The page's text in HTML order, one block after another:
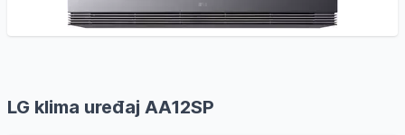
LG klima uređaj AA12SP